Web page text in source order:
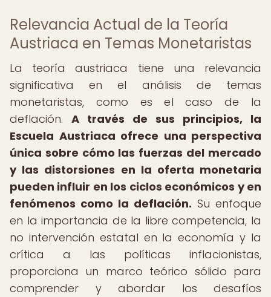
Relevancia Actual de la Teoría
Austriaca en Temas Monetaristas
La teoría austriaca tiene una relevancia
significativa en el análisis de temas
monetaristas, como es el caso de la
deflación. A través de sus principios, la
Escuela Austriaca ofrece una perspectiva
única sobre cómo las fuerzas del mercado
y las distorsiones en la oferta monetaria
pueden influir en los ciclos económicos y en
fenómenos como la deflación. Su enfoque
en la importancia de la libre competencia, la
no intervención estatal en la economía y la
crítica a las políticas inflacionistas,
proporciona un marco teórico sólido para
comprender y abordar los desafíos